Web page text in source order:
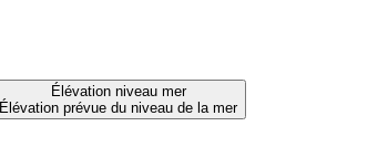
Élévation niveau mer
Élévation prévue du niveau de la mer